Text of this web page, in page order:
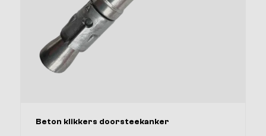
Afmeting
Inhoud
Beton klikkers doorsteekanker